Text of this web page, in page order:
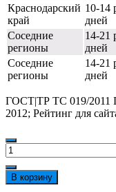
Краснодарский
край
10-14
дней
Соседние
регионы
14-21
дней
Соседние
регионы
14-21
дней
ГОСТ|ТР ТС 019/2011
2012; Рейтинг для
Количество
товара
Перчатки
АМПАРО™
В корзину